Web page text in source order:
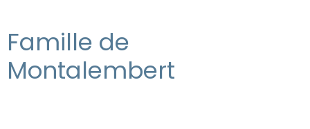
Famille de
Montalembert